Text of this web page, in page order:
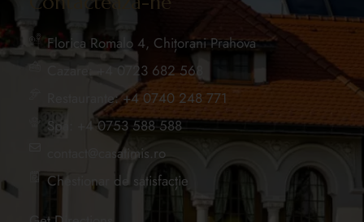
Florica Romalo 4, Chițorani Prahova
Cazare: +4 0723 682 568
Restaurante: +4 0740 248 771
Spa: +4 0753 588 588
contact@casatimis.ro
Chestionar de satisfacție